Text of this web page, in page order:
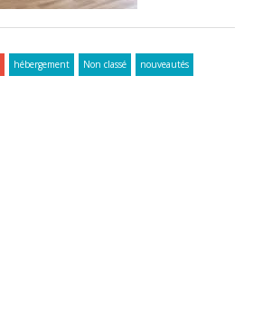
hébergement Non classé
nouveautés